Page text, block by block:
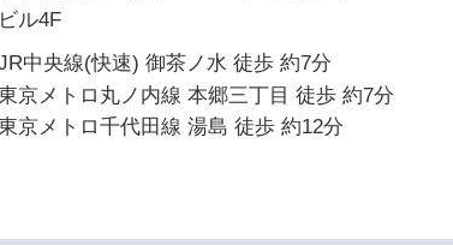
ビル4F
中央線(快速) 御茶ノ水 徒歩 約7分
京メトロ丸ノ内線 本郷三丁目 徒歩 約7分
京メトロ千代田線 湯島 徒歩 約12分